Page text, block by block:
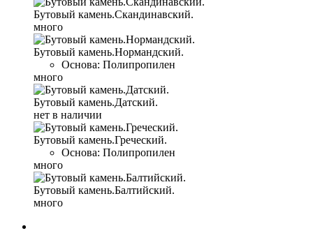
Бутовый камень.Скандинавский.
много
Бутовый камень.Нормандский.
Основа: Полипропилен
много
Бутовый камень.Датский.
нет в наличии
Бутовый камень.Греческий.
Основа: Полипропилен
много
Бутовый камень.Балтийский.
много